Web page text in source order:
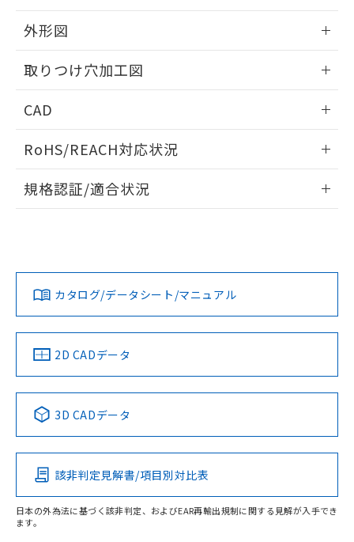
外形図
取りつけ穴加工図
CAD
ドすることができます。
ログイン/会員登録
ダウンロードデータをご利用いただく前に、以下を必ずお読
みください。
ソフトウェアの使用条件
RoHS/REACH対応状況
EU RoHS 注意事項・凡例
対応済み
中国 RoHS 注意事項・凡例
Pb Hg Cd Cr(VI)
O
規格認証/適合状況
LR型式承認
（イギリス
船舶規格）
DNV型式承認
（ノルウェー
BV型式承認
（フランス
KR型式
（韓国
No No No No
この製品の規格認証/適合状況ページへ
その他の認証はこちらのページからご検索ください
カタログ/データシート/マニュアル
2D CADデータ
3D CADデータ
該非判定見解書/項目別対比表
日本の外為法に基づく該非判定、およびEAR再輸出規制に関する見解が入手でき
ます。
※本証明書は発行日時点で非含有を証明す
るもので、過去に遡って非含有を証明する
また、RoHS指令のフタル酸エステル類４
物質の対応では、対応完了までの期間は出
荷製品に未対応品が混在することから備考
既に当社にて対応品への在庫切替を完了
していることから、特段のことがない限
り、2022年1月12日より割愛しておりま